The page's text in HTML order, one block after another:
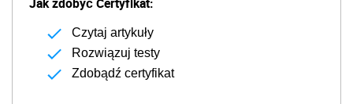
Czytaj artykuły
Rozwiązuj testy
Zdobądź certyfikat